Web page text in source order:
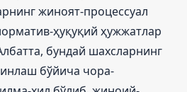
жиноят-процессуал
ҳуқуқий ҳужжатлар
бундай шахсларнинг
бўйича чора-